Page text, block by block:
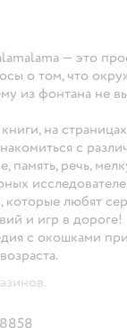
— это
о том, что
из фонтана не
на
с
речь,
которые любят
и игр в дороге!
с окошками